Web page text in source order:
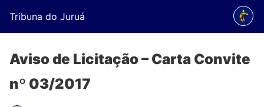
Tribuna do Juruá
Aviso de Licitação – Carta Convite
nº 03/2017